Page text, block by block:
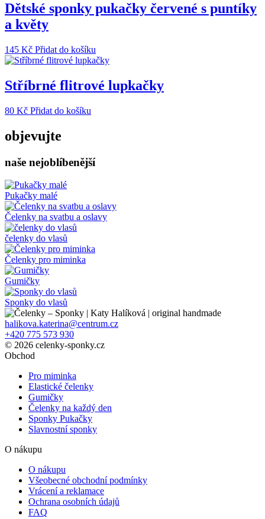
Dětské sponky pukačky červené s puntíky
a květy
145 Kč Přidat do košíku
Stříbrné flitrové lupkačky
80 Kč Přidat do košíku
objevujte
naše nejoblíbenější
Pukačky malé
Čelenky na svatbu a oslavy
čelenky do vlasů
Čelenky pro miminka
Gumičky
Sponky do vlasů
halikova.katerina@centrum.cz
+420 775 573 930
© 2026 celenky-sponky.cz
Obchod
Pro miminka
Elastické čelenky
Gumičky
Čelenky na každý den
Sponky Pukačky
Slavnostní sponky
O nákupu
O nákupu
Všeobecné obchodní podmínky
Vrácení a reklamace
Ochrana osobních údajů
FAQ